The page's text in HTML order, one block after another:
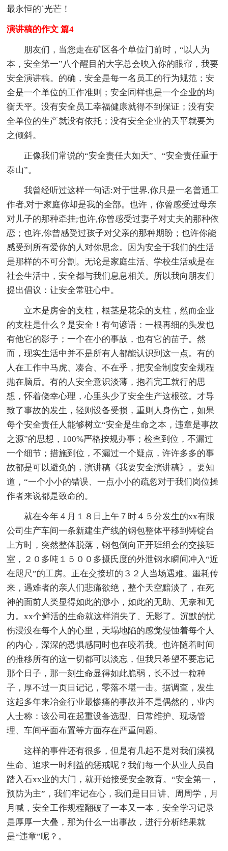
最永恒的`光芒！
演讲稿的作文 篇4
朋友们，当您走在矿区各个单位门前时，“以人为
本，安全第一”八个醒目的大字总会映入你的眼帘，我要
安全演讲稿。的确，安全是每一名员工的行为规范；安
全是一个单位的工作准则；安全同样也是一个企业的均
衡天平。没有安全员工幸福健康就得不到保证；没有安
全单位的生产就没有依托；没有安全企业的天平就要为
之倾斜。
正像我们常说的“安全责任大如天”、“安全责任重于
泰山”。
我曾经听过这样一句话:对于世界,你只是一名普通工
作者,对于家庭你却是我的全部。也许，你曾感受过母亲
对儿子的那种牵挂;也许,你曾感受过妻子对丈夫的那种依
恋；也许,你曾感受过孩子对父亲的那种期盼；也许你能
感受到所有爱你的人对你思念。因为安全于我们的生活
是那样的不可分割。无论是家庭生活、学校生活或是在
社会生活中，安全都与我们息息相关。所以我向朋友们
提出倡议：让安全常驻心中。
立木是房舍的支柱，根茎是花朵的支柱，然而企业
的支柱是什么？是安全！有句谚语：一根再细的头发也
有他它的影子；一个在小的事故，也有它的苗子。然
而，现实生活中并不是所有人都能认识到这一点。有的
人在工作中马虎、凑合、不在乎，把安全制度安全规程
抛在脑后。有的人安全意识淡薄，抱着完工就行的思
想，怀着侥幸心理，心里头少了安全生产这根弦。才导
致了事故的发生，轻则设备受损，重则人身伤亡，如果
每个安全责任人能够树立“安全是生命之本，违章是事故
之源”的思想，100%严格按规办事；检查到位，不漏过
一个细节；措施到位，不漏过一个疑点，许许多多的事
故都是可以避免的，演讲稿《我要安全演讲稿》。要知
道，“一个小小的错误、一点小小的疏忽对于我们岗位操
作者来说都是致命的。
就在今年４月１８日上午７时４５分发生的xx有限
公司生产车间一条新建生产线的钢包整体平移到铸锭台
上方时，突然整体脱落，钢包倒向正开班组会的交接班
室，２０多吨１５００多摄氏度的外泄钢水瞬间冲入“近
在咫尺”的工房。正在交接班的３２人当场遇难。噩耗传
来，遇难者的亲人们悲痛欲绝，整个天空黯淡了，在死
神的面前人类显得如此的渺小，如此的无助、无奈和无
力。xx个鲜活的生命就这样消失了、无影了。沉默的忧
伤浸没在每个人的心里，天塌地陷的感觉侵蚀着每个人
的内心，深深的恐惧感同时也在咬着我。也许随着时间
的推移所有的这一切都可以淡忘，但我只希望不要忘记
那个日子，那一刻生命显得如此脆弱，长不过一粒种
子，厚不过一页日记记，零落不堪一击。据调查，发生
这起多年来冶金行业最惨痛的事故并不是偶然的，业内
人士称：该公司在起重设备选型、日常维护、现场管
理、车间平面布置等方面存在严重问题。
这样的事件还有很多，但是有几起不是对我们漠视
生命、追求一时利益的惩戒呢？我们每一个从业人员自
踏入石xx业的大门，就开始接受安全教育。“安全第一，
预防为主”，我们牢记在心，我们是日日讲、周周学，月
月喊，安全工作规程翻破了一本又一本，安全学习记录
是厚厚一大叠，那为什么一出事故，进行分析结果就
是“违章”呢？。